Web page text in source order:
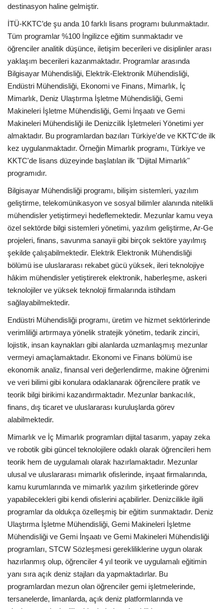
destinasyon haline gelmiştir.
İTÜ-KKTC’de şu anda 10 farklı lisans programı bulunmaktadır.
Tüm programlar %100 İngilizce eğitim sunmaktadır ve
öğrenciler analitik düşünce, iletişim becerileri ve disiplinler arası
yaklaşım becerileri kazanmaktadır. Programlar arasında
Bilgisayar Mühendisliği, Elektrik-Elektronik Mühendisliği,
Endüstri Mühendisliği, Ekonomi ve Finans, Mimarlık, İç
Mimarlık, Deniz Ulaştırma İşletme Mühendisliği, Gemi
Makineleri İşletme Mühendisliği, Gemi İnşaatı ve Gemi
Makineleri Mühendisliği ile Denizcilik İşletmeleri Yönetimi yer
almaktadır. Bu programlardan bazıları Türkiye'de ve KKTC'de ilk
kez uygulanmaktadır. Örneğin Mimarlık programı, Türkiye ve
KKTC'de lisans düzeyinde başlatılan ilk "Dijital Mimarlık"
programıdır.
Bilgisayar Mühendisliği programı, bilişim sistemleri, yazılım
geliştirme, telekomünikasyon ve sosyal bilimler alanında nitelikli
mühendisler yetiştirmeyi hedeflemektedir. Mezunlar kamu veya
özel sektörde bilgi sistemleri yönetimi, yazılım geliştirme, Ar-Ge
projeleri, finans, savunma sanayii gibi birçok sektöre yayılmış
şekilde çalışabilmektedir. Elektrik Elektronik Mühendisliği
bölümü ise uluslararası rekabet gücü yüksek, ileri teknolojiye
hâkim mühendisler yetiştirerek elektronik, haberleşme, askeri
teknolojiler ve yüksek teknoloji firmalarında istihdam
sağlayabilmektedir.
Endüstri Mühendisliği programı, üretim ve hizmet sektörlerinde
verimliliği artırmaya yönelik stratejik yönetim, tedarik zinciri,
lojistik, insan kaynakları gibi alanlarda uzmanlaşmış mezunlar
vermeyi amaçlamaktadır. Ekonomi ve Finans bölümü ise
ekonomik analiz, finansal veri değerlendirme, makine öğrenimi
ve veri bilimi gibi konulara odaklanarak öğrencilere pratik ve
teorik bilgi birikimi kazandırmaktadır. Mezunlar bankacılık,
finans, dış ticaret ve uluslararası kuruluşlarda görev
alabilmektedir.
Mimarlık ve İç Mimarlık programları dijital tasarım, yapay zeka
ve robotik gibi güncel teknolojilere odaklı olarak öğrencileri hem
teorik hem de uygulamalı olarak hazırlamaktadır. Mezunlar
ulusal ve uluslararası mimarlık ofislerinde, inşaat firmalarında,
kamu kurumlarında ve mimarlık yazılım şirketlerinde görev
yapabilecekleri gibi kendi ofislerini açabilirler. Denizcilikle ilgili
programlar da oldukça özelleşmiş bir eğitim sunmaktadır. Deniz
Ulaştırma İşletme Mühendisliği, Gemi Makineleri İşletme
Mühendisliği ve Gemi İnşaatı ve Gemi Makineleri Mühendisliği
programları, STCW Sözleşmesi gerekliliklerine uygun olarak
hazırlanmış olup, öğrenciler 4 yıl teorik ve uygulamalı eğitimin
yanı sıra açık deniz stajları da yapmaktadırlar. Bu
programlardan mezun olan öğrenciler gemi işletmelerinde,
tersanelerde, limanlarda, açık deniz platformlarında ve